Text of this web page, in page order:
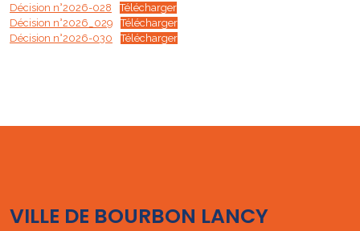
Décision n°2026-028
Télécharger
Décision n°2026_029
Télécharger
Décision n°2026-030
Télécharger
VILLE DE BOURBON LANCY